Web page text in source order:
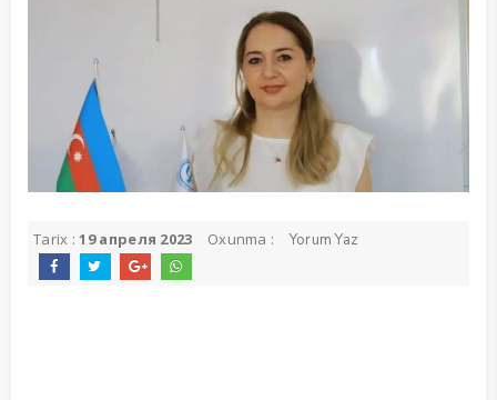
Tarix :19 апреля 2023 Oxunma : Yorum Yaz